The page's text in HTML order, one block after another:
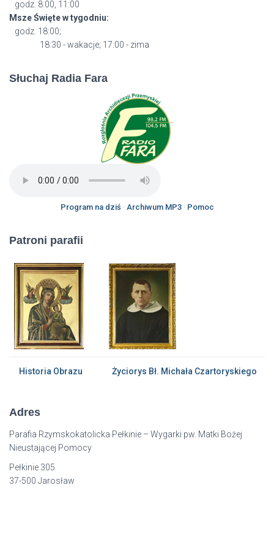
godz. 8:00, 11:00
Msze Święte w tygodniu:
godz. 18:00;
18:30 - wakacje; 17:00 - zima
Słuchaj Radia Fara
Program na dziś · Archiwum MP3· Pomoc
Patroni parafii
Historia Obrazu Życiorys Bł. Michała Czartoryskiego
Adres
Parafia Rzymskokatolicka Pełkinie – Wygarki pw. Matki Bożej
Nieustającej Pomocy
Pełkinie 305
37-500 Jarosław